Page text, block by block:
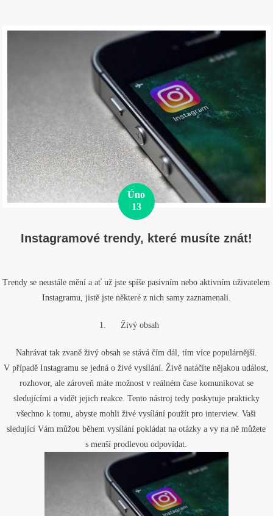
Úno
13
Instagramové trendy, které musíte znát!
Trendy se neustále mění a ať už jste spíše pasivním nebo aktivním uživatelem
Instagramu, jistě jste některé z nich samy zaznamenali.
1. Živý obsah
Nahrávat tak zvaně živý obsah se stává čím dál, tím více populárnější.
V případě Instagramu se jedná o živé vysílání. Živě natáčíte nějakou událost,
rozhovor, ale zároveň máte možnost v reálném čase komunikovat se
sledujícími a vidět jejich reakce. Tento nástroj tedy poskytuje prakticky
všechno k tomu, abyste mohli živé vysílání použít pro interview. Vaši
sledující Vám můžou během vysílání pokládat na otázky a vy na ně můžete
s menší prodlevou odpovídat.